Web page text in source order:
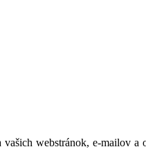
webstránok, e-mailov a